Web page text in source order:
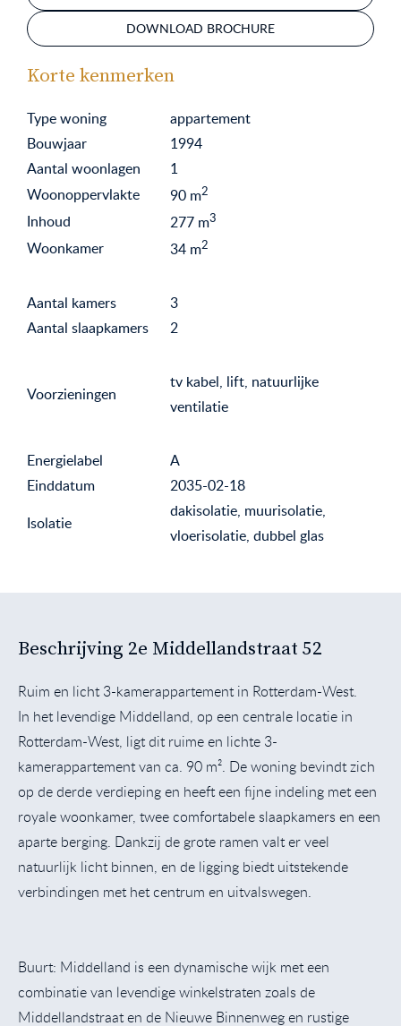
DOWNLOAD BROCHURE
Korte kenmerken
Type woning
appartement
Bouwjaar
1994
Aantal woonlagen
1
Woonoppervlakte
90 m2
Inhoud 277 m3
Woonkamer 34 m2
Aantal kamers
3
Aantal slaapkamers
2
Voorzieningen
tv kabel, lift, natuurlijke
ventilatie
Energielabel
A
Einddatum
2035-02-18
Isolatie
dakisolatie, muurisolatie,
vloerisolatie, dubbel glas
Beschrijving 2e Middellandstraat 52
Ruim en licht 3-kamerappartement in Rotterdam-West.
In het levendige Middelland, op een centrale locatie in
Rotterdam-West, ligt dit ruime en lichte 3-
kamerappartement van ca. 90 m². De woning bevindt zich
op de derde verdieping en heeft een fijne indeling met een
royale woonkamer, twee comfortabele slaapkamers en een
aparte berging. Dankzij de grote ramen valt er veel
natuurlijk licht binnen, en de ligging biedt uitstekende
verbindingen met het centrum en uitvalswegen.
Buurt: Middelland is een dynamische wijk met een
combinatie van levendige winkelstraten zoals de
Middellandstraat en de Nieuwe Binnenweg en rustige